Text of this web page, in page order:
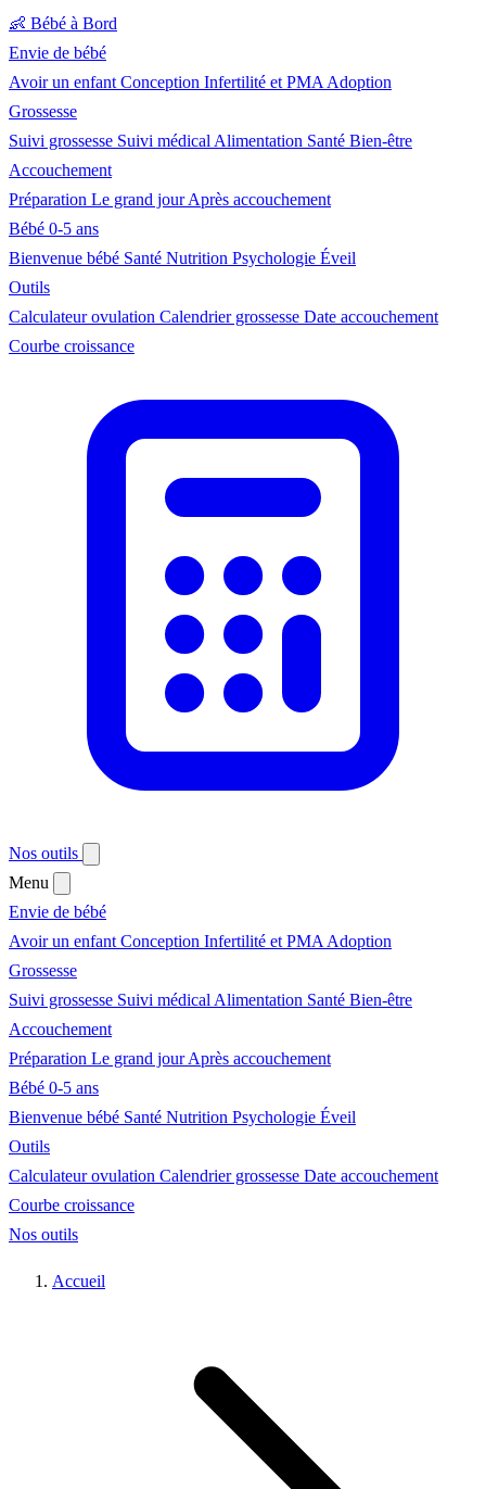
👶 Bébé à Bord
Envie de bébé
Avoir un enfant Conception Infertilité et PMA Adoption
Grossesse
Suivi grossesse Suivi médical Alimentation Santé Bien-être
Accouchement
Préparation Le grand jourAprès accouchement
Bébé 0-5 ans
Bienvenue bébé Santé Nutrition Psychologie Éveil
Outils
Calculateur ovulation Calendrier grossesse Date accouchement
Courbe croissance
Nos outils
Menu
Envie de bébé
Avoir un enfant Conception Infertilité et PMA Adoption
Grossesse
Suivi grossesse Suivi médical Alimentation Santé Bien-être
Accouchement
Préparation Le grand jourAprès accouchement
Bébé 0-5 ans
Bienvenue bébé Santé Nutrition Psychologie Éveil
Outils
Calculateur ovulation Calendrier grossesse Date accouchement
Courbe croissance
Nos outils
Accueil